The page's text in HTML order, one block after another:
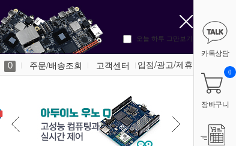
오늘 하루 그만보기
0 주문/배송조회 고객센터 입점/광고/제휴
카톡상담
장바구니
0